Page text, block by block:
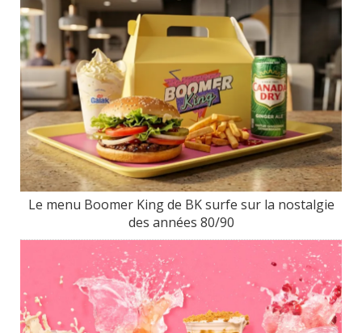
Le menu Boomer King de BK surfe sur la nostalgie
des années 80/90